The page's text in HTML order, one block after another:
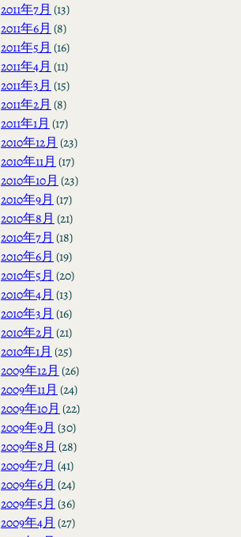
2011年7月 (13)
2011年6月 (8)
2011年5月 (16)
2011年4月 (11)
2011年3月 (15)
2011年2月 (8)
2011年1月 (17)
2010年12月 (23)
2010年11月 (17)
2010年10月 (23)
2010年9月 (17)
2010年8月 (21)
2010年7月 (18)
2010年6月 (19)
2010年5月 (20)
2010年4月 (13)
2010年3月 (16)
2010年2月 (21)
2010年1月 (25)
2009年12月 (26)
2009年11月 (24)
2009年10月 (22)
2009年9月 (30)
2009年8月 (28)
2009年7月 (41)
2009年6月 (24)
2009年5月 (36)
2009年4月 (27)